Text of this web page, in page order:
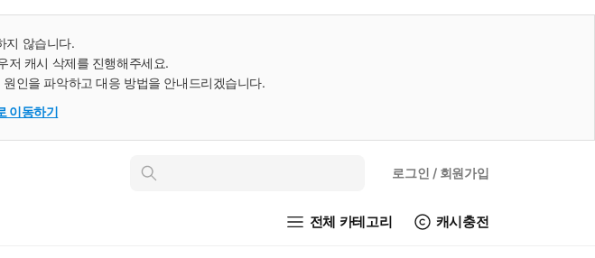
지 않습니다.
저 캐시 삭제를 진행해주세요.
인을 파악하고 대응 방법을 안내드리겠습니다.
이동하기
인
로그인 / 회원가입
전체 카테고리 캐시충전